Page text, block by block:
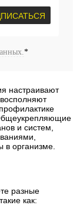
*
настраивают
и систем,
организме.
разные
как: